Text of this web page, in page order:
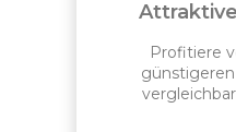
Profitiere